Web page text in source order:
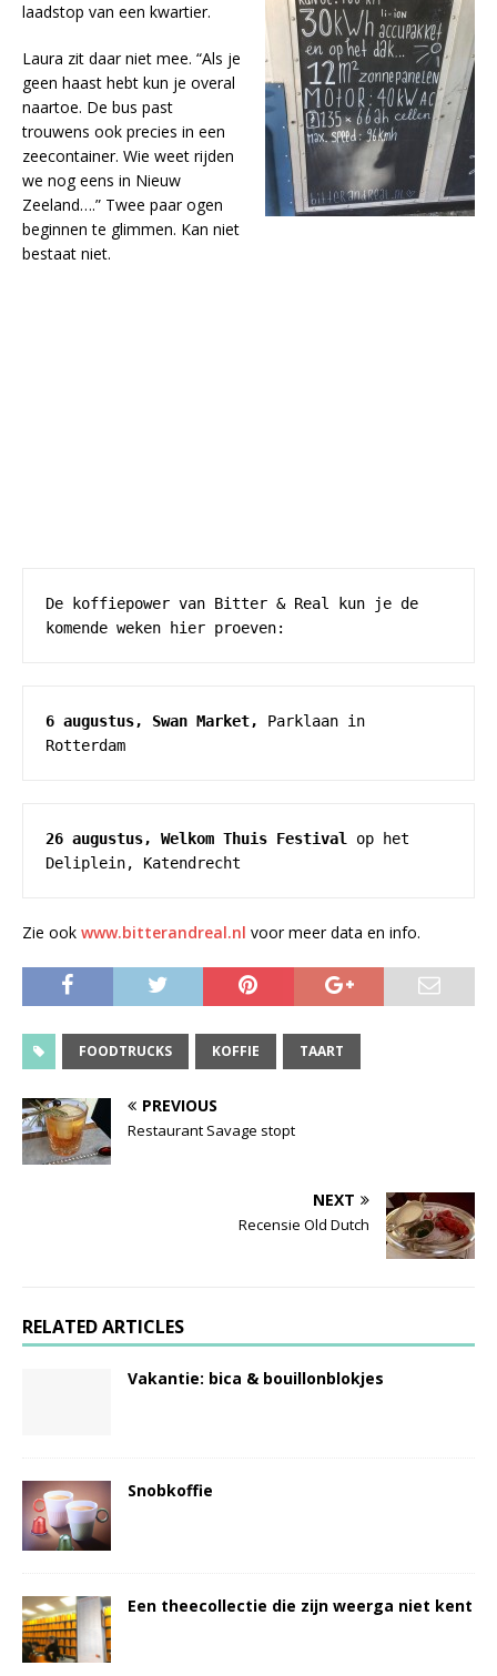
laadstop van een kwartier.
Laura zit daar niet mee. “Als je
geen haast hebt kun je overal
naartoe. De bus past
trouwens ook precies in een
zeecontainer. Wie weet rijden
we nog eens in Nieuw
Zeeland….” Twee paar ogen
beginnen te glimmen. Kan niet
bestaat niet.
De koffiepower van Bitter & Real kun je de
komende weken hier proeven:
6 augustus, Swan Market,
Parklaan in
Rotterdam
26 augustus, Welkom Thuis Festival
op het
Deliplein, Katendrecht
Zie ook www.bitterandreal.nl voor meer data en info.
FOODTRUCKS KOFFIE TAART
PREVIOUS
Restaurant Savage stopt
NEXT
Recensie Old Dutch
RELATED ARTICLES
Vakantie: bica & bouillonblokjes
Snobkoffie
Een theecollectie die zijn weerga niet kent